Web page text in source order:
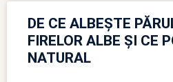
DE CE ALBEȘTE
FIRELOR ALBE ȘI CE
NATURAL